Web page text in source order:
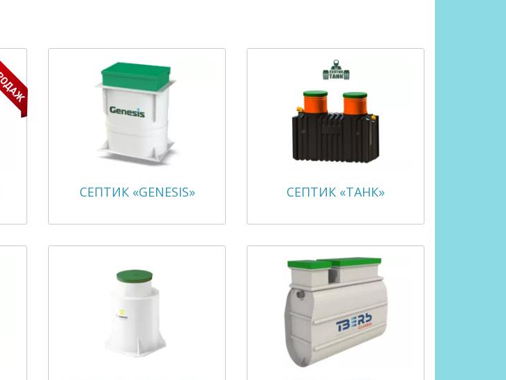
СЕПТИК «GENESIS» СЕПТИК «ТАНК»